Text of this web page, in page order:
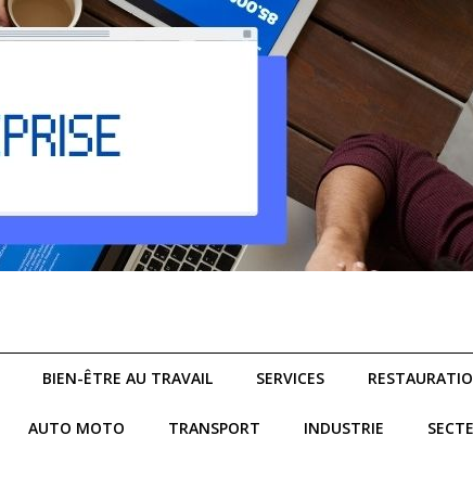
BIEN-ÊTRE AU TRAVAIL SERVICES
AUTO MOTO TRANSPORT INDUSTRIE